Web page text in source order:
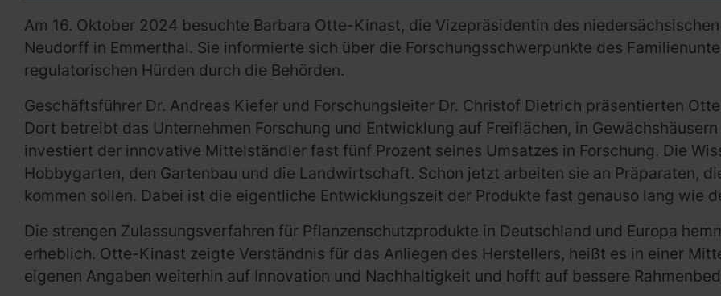
Am 16. Oktober 2024 besuchte Barbara Otte-Kinast, die Vizepräsidentin des
Neudorff in Emmerthal. Sie informierte sich über die Forschungsschwerpunkte des
regulatorischen Hürden durch die Behörden.
Geschäftsführer Dr. Andreas Kiefer und Forschungsleiter Dr. Christof Dietrich präsentierten
Dort betreibt das Unternehmen Forschung und Entwicklung auf Freiflächen, in
investiert der innovative Mittelständler fast fünf Prozent seines Umsatzes in Forschung. Die
Hobbygarten, den Gartenbau und die Landwirtschaft. Schon jetzt arbeiten sie an Präparaten,
kommen sollen. Dabei ist die eigentliche Entwicklungszeit der Produkte fast genauso lang wie
Die strengen Zulassungsverfahren für Pflanzenschutzprodukte in Deutschland und Europa
erheblich. Otte-Kinast zeigte Verständnis für das Anliegen des Herstellers, heißt es in einer
eigenen Angaben weiterhin auf Innovation und Nachhaltigkeit und hofft auf bessere